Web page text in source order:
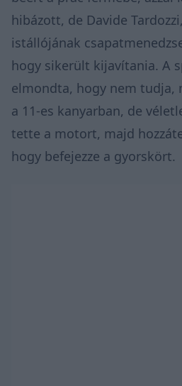
hibázott, de Davide
istállójának
hogy sikerült kijavítania. A
elmondta, hogy nem tudja,
a 11-es kanyarban, de
tette a motort, majd
hogy befejezze a gyorskört.